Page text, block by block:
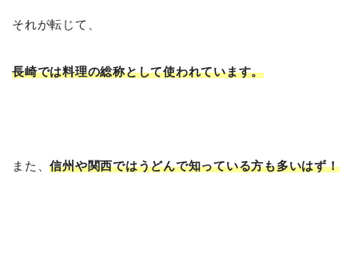
それが転じて、
長崎では料理の総称として使われています。
また、信州や関西ではうどんで知っている方も多いはず！